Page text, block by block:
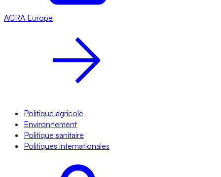
AGRA Europe
Politique agricole
Environnement
Politique sanitaire
Politiques internationales